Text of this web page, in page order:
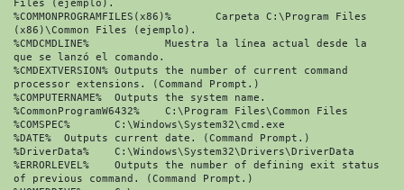
Files (ejemplo).
%COMMONPROGRAMFILES(x86)%	Carpeta C:\Program Files
(x86)\Common Files (ejemplo).
%CMDCMDLINE%		Muestra la línea actual desde la
que se lanzó el comando.
%CMDEXTVERSION%	Outputs the number of current command
processor extensions. (Command Prompt.)
%COMPUTERNAME%	Outputs the system name.
%CommonProgramW6432%	C:\Program Files\Common Files
%COMSPEC%	C:\Windows\System32\cmd.exe
%DATE%	Outputs current date. (Command Prompt.)
%DriverData%	C:\Windows\System32\Drivers\DriverData
%ERRORLEVEL%	Outputs the number of defining exit status
of previous command. (Command Prompt.)